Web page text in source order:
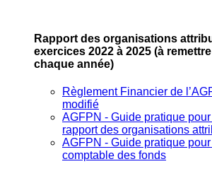
Rapport des organisations
exercices 2022 à 2025 (à
chaque année)
Règlement Financier de
modifié
AGFPN ‐ Guide pratique
rapport des organisations
AGFPN ‐ Guide pratique
comptable des fonds